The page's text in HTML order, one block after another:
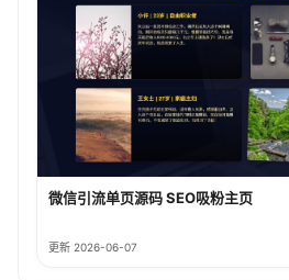
微信引流单页源码 SEO吸粉主页
更新 2026-06-07